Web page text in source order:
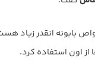
بابونه انقدر زیاد
اون استفاده کرد.